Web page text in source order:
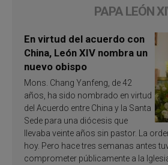
PAPA LEÓN
En virtud del acuerdo con
China, León XIV nombra un
nuevo obispo
Mons. Chang Yanfeng, de 42
años, ha sido nombrado en virtud
del Acuerdo entre China y la Santa
Sede para una diócesis que
llevaba veinte años sin pastor. La
hoy. Pero hace tres semanas antes
comprometer públicamente a la